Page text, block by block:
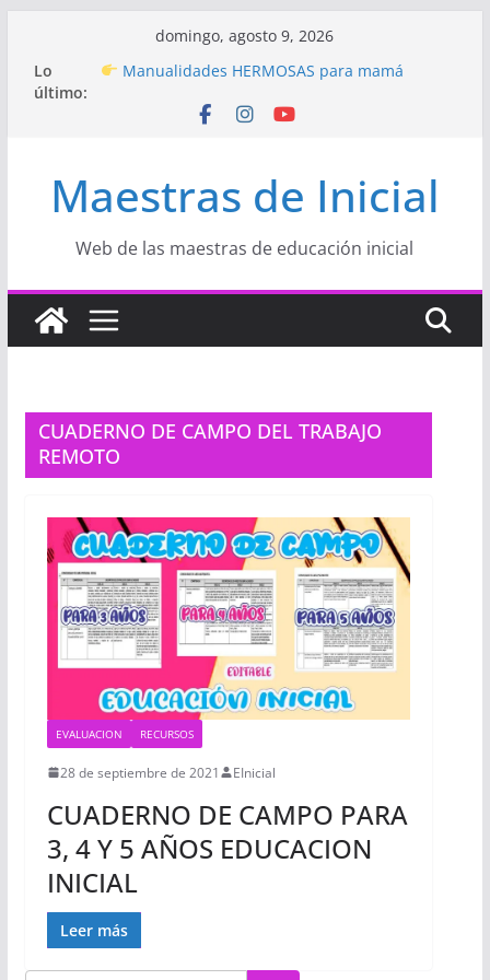
contenido
domingo, agosto 9, 2026
Lo
último:
amor en Inicial
Manualidades HERMOSAS para mamá
(fáciles y llenas de amor)
Proyecto
“Celebramos con Alegría la Semana
de la Educación Inicial»
Mamá hecho con amor
Maestras de Inicial
Web de las maestras de educación inicial
CUADERNO DE CAMPO DEL TRABAJO
REMOTO
EVALUACION RECURSOS
28 de septiembre de 2021 EInicial
CUADERNO DE CAMPO PARA
3, 4 Y 5 AÑOS EDUCACION
INICIAL
Leer más